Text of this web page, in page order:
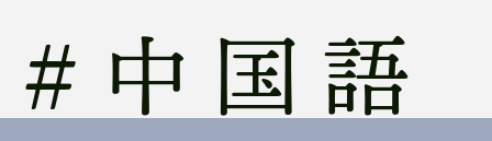
# 中国語